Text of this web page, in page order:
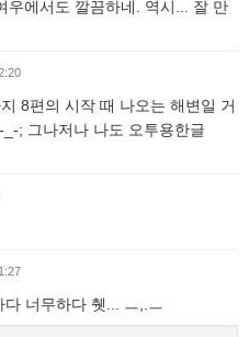
우에서도 깔끔하네. 역시... 잘 만
8편의 시작 때 나오는 해변일 거
; 그나저나 나도 오투용한글
너무하다 췟... ㅡ,.ㅡ